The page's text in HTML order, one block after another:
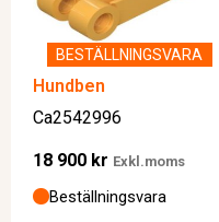
BESTÄLLNINGSVARA
Hundben
Ca2542996
18 900 kr Exkl.moms
Beställningsvara